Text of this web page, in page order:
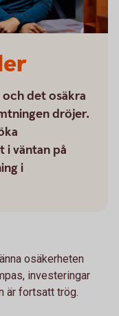
det osäkra
dröjer.
i väntan på
i
osäkerheten
investeringar
är fortsatt trög.